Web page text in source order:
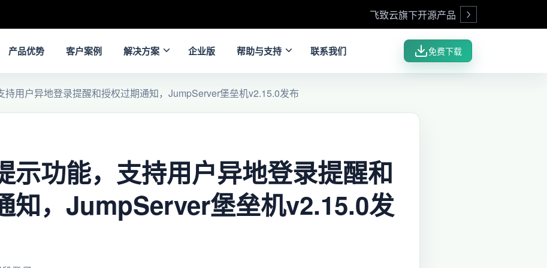
飞致云旗下开源产品 Open
产品优势 客户案例 解决方案 企业版 帮助与支持 联系我们 免费下载
持用户异地登录提醒和授权过期通知，JumpServer堡垒机v2.15.0发布
示功能，支持用户异地登录提醒和
知，JumpServer堡垒机v2.15.0发